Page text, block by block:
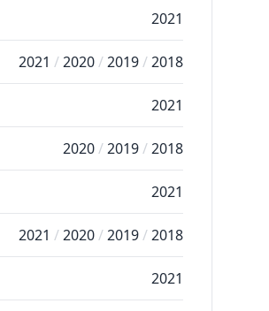
2021
2021 /2020/2019/2018
2021
2020/2019/2018
2021
2021 /2020/2019/2018
2021